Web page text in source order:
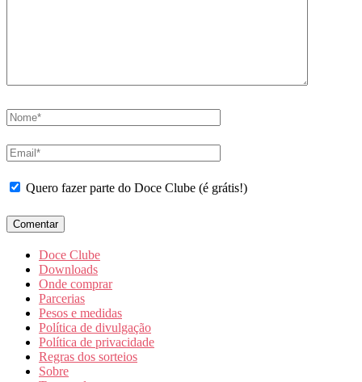
Quero fazer parte do Doce Clube (é grátis!)
Doce Clube
Downloads
Onde comprar
Parcerias
Pesos e medidas
Política de divulgação
Política de privacidade
Regras dos sorteios
Sobre